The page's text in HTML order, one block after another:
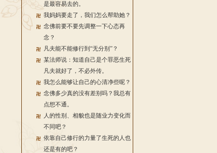
是最容易去的。
我妈妈要走了，我们怎么帮助她？
念佛前要不要先调整一下心态再
念？
凡夫能不能修行到“无分别”？
某法师说：知道自己是个罪恶生死
凡夫就好了，不必外传。
我怎么能够让自己的心清净些呢？
念佛多少真的没有差别吗？我总有
点想不通。
人的性别、相貌也是随业力变化而
不同吧？
依靠自己修行的力量了生死的人也
还是有的吧？